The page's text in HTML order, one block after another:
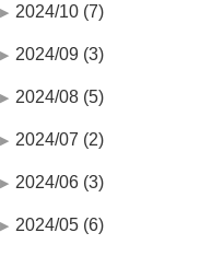
2024/10 (7)
2024/09 (3)
2024/08 (5)
2024/07 (2)
2024/06 (3)
2024/05 (6)